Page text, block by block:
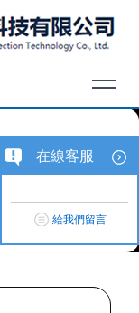
在線客服
給我們留言